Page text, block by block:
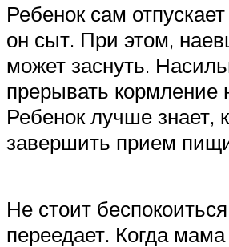
Ребенок сам отпускает
он сыт. При этом,
может заснуть.
прерывать кормление
Ребенок лучше знает,
завершить прием
Не стоит
переедает. Когда